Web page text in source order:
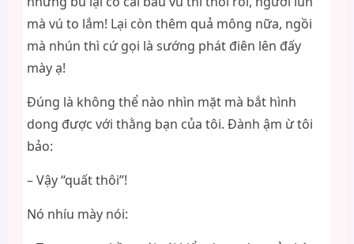
mà vú to lắm! Lại còn thêm quả mông nữa, ngồi
mà nhún thì cứ gọi là sướng phát điên lên đấy
mày ạ!
Đúng là không thể nào nhìn mặt mà bắt hình
dong được với thằng bạn của tôi. Đành ậm ừ tôi
bảo:
– Vậy “quất thôi”!
Nó nhíu mày nói: